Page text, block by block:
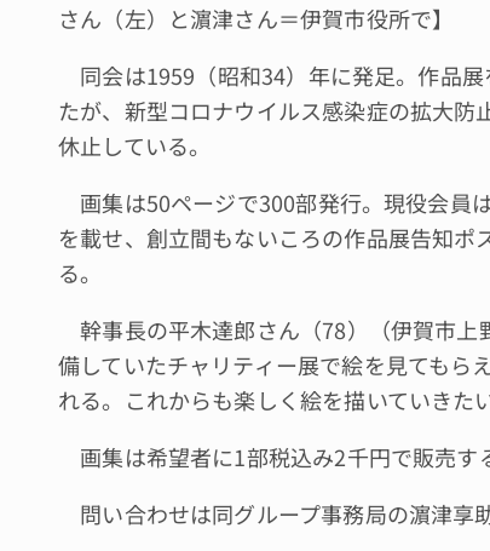
さん（左）と濵津さん＝伊賀市役所で】
同会は1959（昭和34）年に発足。作品
たが、新型コロナウイルス感染症の拡大
休止している。
画集は50ページで300部発行。現役会員
を載せ、創立間もないころの作品展告知
る。
幹事長の平木達郎さん（78）（伊賀市上
備していたチャリティー展で絵を見てもら
れる。これからも楽しく絵を描いていきた
画集は希望者に1部税込み2千円で販売す
問い合わせは同グループ事務局の濵津享